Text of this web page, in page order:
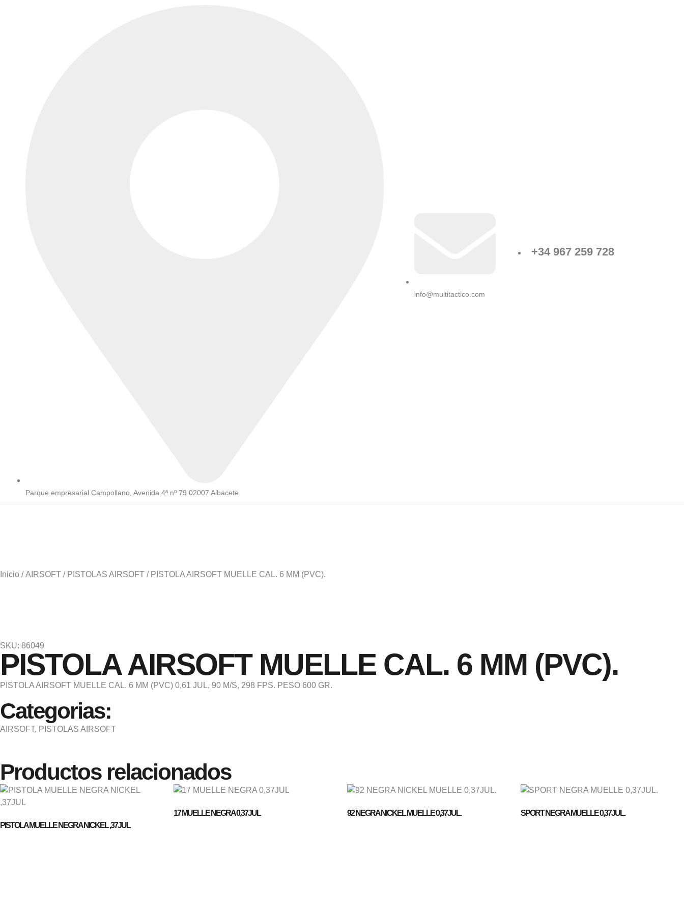
Parque empresarial Campollano, Avenida 4ª nº 79 02007 Albacete
info@multitactico.com
+34 967 259 728
Inicio /AIRSOFT / PISTOLAS AIRSOFT / PISTOLA AIRSOFT MUELLE CAL. 6 MM (PVC).
SKU: 86049
PISTOLA AIRSOFT MUELLE CAL. 6 MM (PVC).
PISTOLA AIRSOFT MUELLE CAL. 6 MM (PVC) 0,61 JUL, 90 M/S, 298 FPS. PESO 600 GR.
Categorias:
AIRSOFT, PISTOLAS AIRSOFT
Productos relacionados
PISTOLA MUELLE NEGRA NICKEL ,37JUL
17 MUELLE NEGRA 0,37JUL 92 NEGRA NICKEL MUELLE 0,37JUL. SPORT NEGRA MUELLE 0,37JUL.